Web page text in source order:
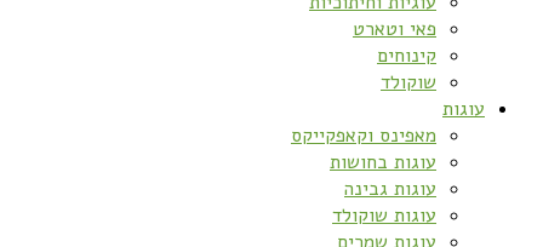
פאי וטארט
קינוחים
שוקולד
עוגות
מאפינס וקאפקייקס
עוגות בחושות
עוגות גבינה
עוגות שוקולד